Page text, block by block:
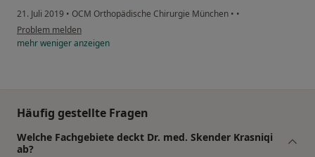
21. Juli 2019 • OCM Orthopädische Chirurgie München • •
Problem melden
mehrwenigeranzeigen
Häufig gestellte Fragen
Welche Fachgebiete deckt Dr. med. Skender Krasniqi
ab?